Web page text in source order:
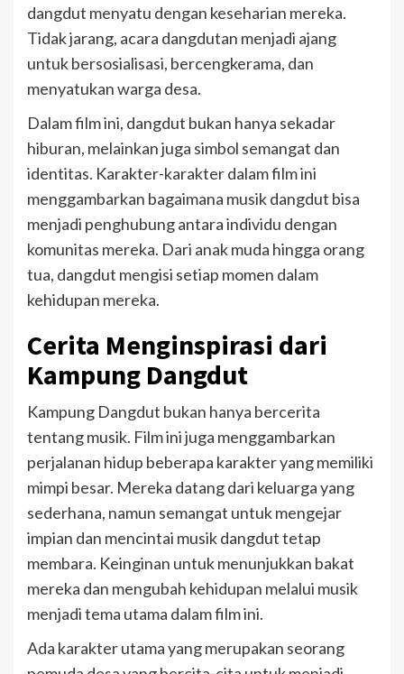
dangdut menyatu dengan keseharian mereka.
Tidak jarang, acara dangdutan menjadi ajang
untuk bersosialisasi, bercengkerama, dan
menyatukan warga desa.
Dalam film ini, dangdut bukan hanya sekadar
hiburan, melainkan juga simbol semangat dan
identitas. Karakter-karakter dalam film ini
menggambarkan bagaimana musik dangdut bisa
menjadi penghubung antara individu dengan
komunitas mereka. Dari anak muda hingga orang
tua, dangdut mengisi setiap momen dalam
kehidupan mereka.
Cerita Menginspirasi dari
Kampung Dangdut
Kampung Dangdut bukan hanya bercerita
tentang musik. Film ini juga menggambarkan
perjalanan hidup beberapa karakter yang memiliki
mimpi besar. Mereka datang dari keluarga yang
sederhana, namun semangat untuk mengejar
impian dan mencintai musik dangdut tetap
membara. Keinginan untuk menunjukkan bakat
mereka dan mengubah kehidupan melalui musik
menjadi tema utama dalam film ini.
Ada karakter utama yang merupakan seorang